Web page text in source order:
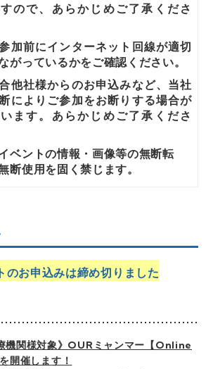
ので、あらかじめご了承くださ
加前にインターネット回線が適切
がっているかをご確認ください。
他社様からのお申込みなど、当社
によりご参加をお断りする場合が
ます。あらかじめご了承くださ
ベントの情報・画像等の無断転
断使⽤を固く禁じます。
のお申込みは締め切りました
機関様対象》OURミャンマー【Online
開催します！